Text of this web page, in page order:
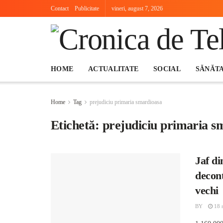
Contact Publicitate vineri, august 7, 2026
HOME ACTUALITATE SOCIAL
Home Tag prejudiciu primaria smardioasa
Etichetă: prejudiciu primaria
Jaf
vechi
BY 18